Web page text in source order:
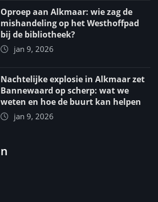
Oproep aan Alkmaar: wie zag de
mishandeling op het Westhoffpad
bij de bibliotheek?
jan 9, 2026
Nachtelijke explosie in Alkmaar zet
Bannewaard op scherp: wat we
weten en hoe de buurt kan helpen
jan 9, 2026